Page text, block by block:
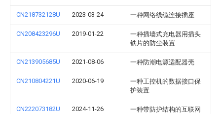
CN218732128U 2023-03-24 一种网络线缆连接插座
CN208423296U 2019-01-22
一种插墙式充电器用插头
铁片的防尘装置
CN213905685U 2021-08-06 一种防潮电源适配器壳
CN210804221U 2020-06-19
一种工控机的数据接口保
护装置
CN222073182U 2024-11-26
一种带防护结构的互联网